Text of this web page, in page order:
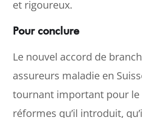
et rigoureux.
Pour conclure
Le nouvel accord de
assureurs maladie en
tournant important pour le
réformes qu’il introduit,